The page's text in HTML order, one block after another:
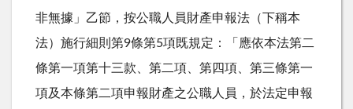
非無據」乙節，按公職人員財產申報法（下稱本
法）施行細則第9條第5項既規定：「應依本法第二
條第一項第十三款、第二項、第四項、第三條第一
項及本條第二項申報財產之公職人員，於法定申報